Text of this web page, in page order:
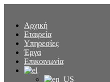
Αρχική
Εταιρεία
Υπηρεσίες
Έργα
Επικοινωνία